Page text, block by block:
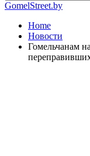
GomelStreet.by
Home
Новости
Гомельчанам